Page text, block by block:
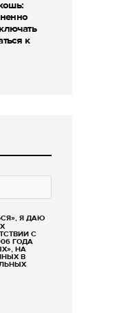
к
Я ДАЮ
С
ГОДА
НА
В